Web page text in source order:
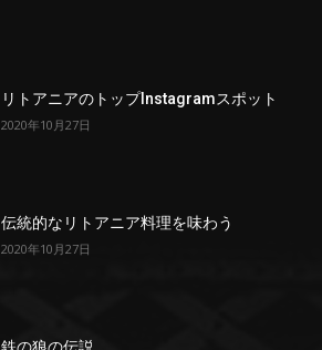
リトアニアのトップInstagramスポット
2020年10月27日
伝統的なリトアニア料理を味わう
2020年10月27日
鉄の狼の伝説